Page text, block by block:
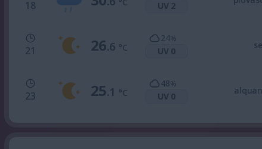
18 UV 2
21 26.6 °C
24%
UV 0
23 25.1 °C
48%
UV 0